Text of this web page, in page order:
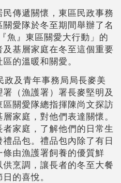
傳遞關懷，東區民政事務
愛隊於冬至期間舉辦了名
魚』東區關愛大行動」的
基層家庭在冬至這個重要
的溫暖和關愛。
及青年事務局局長麥美
（漁護署）署長麥堅明及
關愛隊總指揮陳尚文探訪
家庭，對他們表達關懷。
家庭，了解他們的日常生
品包。禮品包內除了有日
由漁護署飼養的優質鮮
烹調，讓長者的冬至大餐
的喜悅。